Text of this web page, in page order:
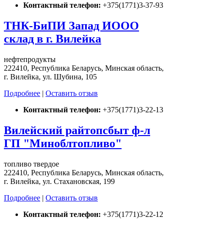
Контактный телефон: +375(1771)3-37-93
ТНК-БиПИ Запад ИООО
склад в г. Вилейка
нефтепродукты
222410, Республика Беларусь, Минская область,
г. Вилейка, ул. Шубина, 105
Подробнее | Оставить отзыв
Контактный телефон: +375(1771)3-22-13
Вилейский райтопсбыт ф-л
ГП "Миноблтопливо"
топливо твердое
222410, Республика Беларусь, Минская область,
г. Вилейка, ул. Стахановская, 199
Подробнее | Оставить отзыв
Контактный телефон: +375(1771)3-22-12